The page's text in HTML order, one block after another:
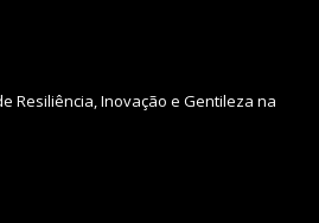
Resiliência, Inovação e Gentileza na